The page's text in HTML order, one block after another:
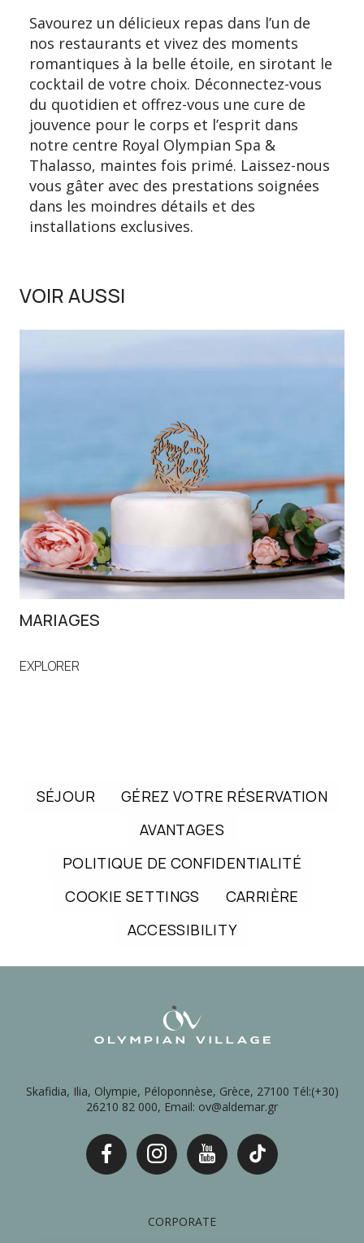
Savourez un délicieux repas dans l’un de
nos restaurants et vivez des moments
romantiques à la belle étoile, en sirotant le
cocktail de votre choix. Déconnectez-vous
du quotidien et offrez-vous une cure de
jouvence pour le corps et l’esprit dans
notre centre Royal Olympian Spa &
Thalasso, maintes fois primé. Laissez-nous
vous gâter avec des prestations soignées
dans les moindres détails et des
installations exclusives.
VOIR AUSSI
MARIAGES
EXPLORER
SÉJOUR
GÉREZ VOTRE RÉSERVATION
AVANTAGES
POLITIQUE DE CONFIDENTIALITÉ
COOKIE SETTINGS
CARRIÈRE
ACCESSIBILITY
Skafidia, Ilia, Olympie, Péloponnèse, Grèce, 27100 Tél:(+30)
26210 82 000, Email: ov@aldemar.gr
CORPORATE